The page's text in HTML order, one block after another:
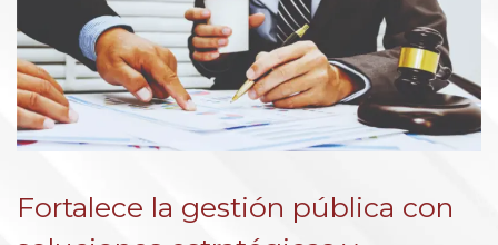
Fortalece la gestión pública con